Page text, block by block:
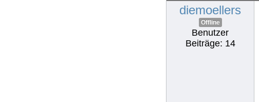
diemoellers
Offline
Benutzer
Beiträge: 14